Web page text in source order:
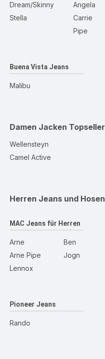
Dream/Skinny
Stella
Angela
Carrie
Pipe
Buena Vista Jeans
Malibu
Damen Jacken Topseller
Wellensteyn
Camel Active
Herren Jeans und Hosen
MAC Jeans für Herren
Arne
Arne Pipe
Lennox
Ben
Jogn
Pioneer Jeans
Rando